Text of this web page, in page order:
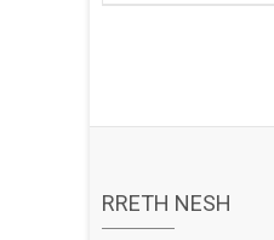
RRETH NESH